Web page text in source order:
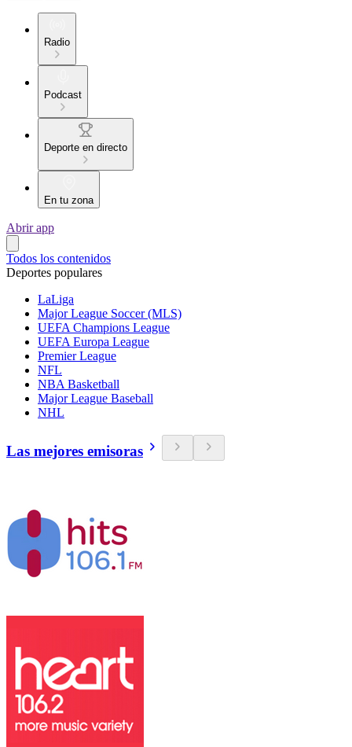
Radio
Podcast
Deporte en directo
En tu zona
Abrir app
Todos los contenidos
Deportes populares
LaLiga
Major League Soccer (MLS)
UEFA Champions League
UEFA Europa League
Premier League
NFL
NBA Basketball
Major League Baseball
NHL
Las mejores emisoras